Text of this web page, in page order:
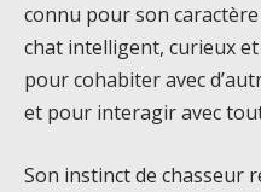
connu pour son caractère
chat intelligent, curieux
pour cohabiter avec
et pour interagir avec
Son instinct de chasseur